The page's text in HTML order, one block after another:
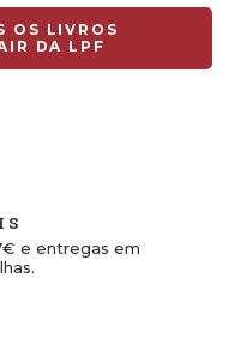
OS LIVROS
DA LPF
e entregas em